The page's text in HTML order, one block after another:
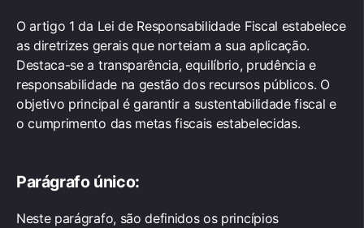
O artigo 1 da Lei de Responsabilidade Fiscal estabelece
as diretrizes gerais que norteiam a sua aplicação.
Destaca-se a transparência, equilíbrio, prudência e
responsabilidade na gestão dos recursos públicos. O
objetivo principal é garantir a sustentabilidade fiscal e
o cumprimento das metas fiscais estabelecidas.
Parágrafo único:
Neste parágrafo, são definidos os princípios